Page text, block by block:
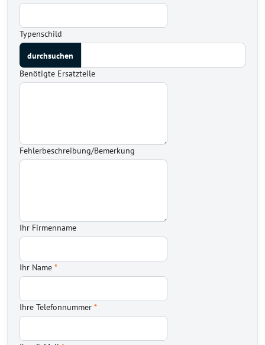
Typenschild
Benötigte Ersatzteile
Fehlerbeschreibung/Bemerkung
Ihr Firmenname
Ihr Name *
Ihre Telefonnummer *